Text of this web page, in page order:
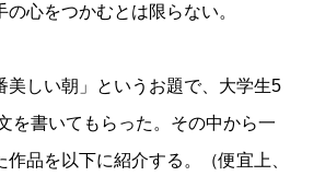
の心をつかむとは限らない。
美しい朝」というお題で、大学生5
を書いてもらった。その中から一
品を以下に紹介する。（便宜上、